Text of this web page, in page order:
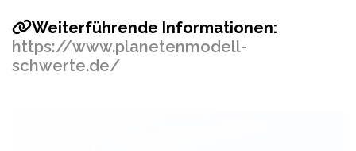
Weiterführende Informationen:
https://www.planetenmodell-
schwerte.de/